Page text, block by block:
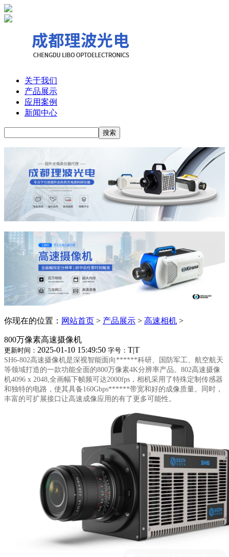
关于我们
产品展示
应用案例
新闻中心
你现在的位置： 网站首页 > 产品展示 > 高速相机 >
800万像素高速摄像机
更新时间： 2025-01-10 15:49:50 字号： T|T
SH6-802高速摄像机是深视智能面向******科研、国防军工、航空航天
等领域打造的一款功能全面的800万像素4K分辨率产品。802高速摄像
机4096 x 2048,全画幅下帧频可达2000fps，相机采用了特殊定制传感器
和独特的电路，使其具备160Gbps******带宽和好的成像质量。同时，
丰富的可扩展接口让高速成像应用的有了更多可能性。